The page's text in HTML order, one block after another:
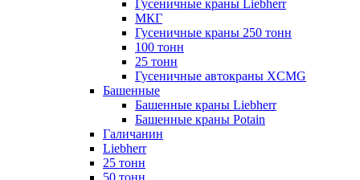
Гусеничные краны Liebherr
МКГ
Гусеничные краны 250 тонн
100 тонн
25 тонн
Гусеничные автокраны XCMG
Башенные
Башенные краны Liebherr
Башенные краны Potain
Галичанин
Liebherr
25 тонн
50 тонн